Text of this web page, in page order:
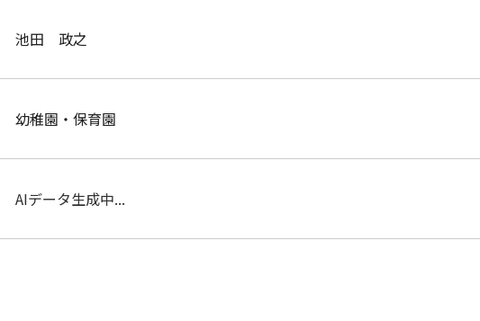
池田 政之
幼稚園・保育園
AIデータ生成中...